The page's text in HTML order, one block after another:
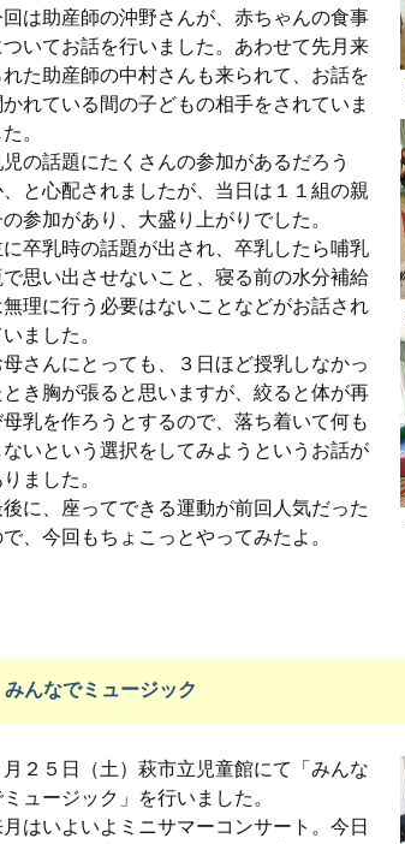
回は助産師の沖野さんが、赤ちゃんの食事
ついてお話を行いました。あわせて先月来
れた助産師の中村さんも来られて、お話を
かれている間の子どもの相手をされていま
。
の話題にたくさんの参加があるだろう
、と心配されましたが、当日は１１組の親
参加があり、大盛り上がりでした。
に卒乳時の話題が出され、卒乳したら哺乳
で思い出させないこと、寝る前の水分補給
無理に行う必要はないことなどがお話され
ました。
母さんにとっても、３日ほど授乳しなかっ
とき胸が張ると思いますが、絞ると体が再
母乳を作ろうとするので、落ち着いて何も
ないという選択をしてみようというお話が
ました。
後に、座ってできる運動が前回人気だった
、今回もちょこっとやってみたよ。
みんなでミュージック
月２５日（土）萩市立児童館にて「みんな
ミュージック」を行いました。
月はいよいよミニサマーコンサート。今日